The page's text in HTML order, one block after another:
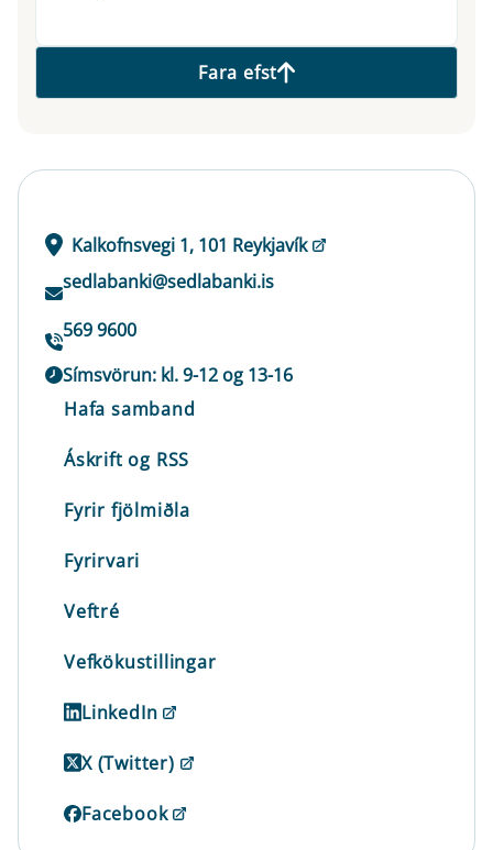
Fara efst
Kalkofnsvegi 1, 101 Reykjavík
sedlabanki@sedlabanki.is
569 9600
Símsvörun: kl. 9-12 og 13-16
Hafa samband
Áskrift og RSS
Fyrir fjölmiðla
Fyrirvari
Veftré
Vefkökustillingar
LinkedIn
X (Twitter)
Facebook